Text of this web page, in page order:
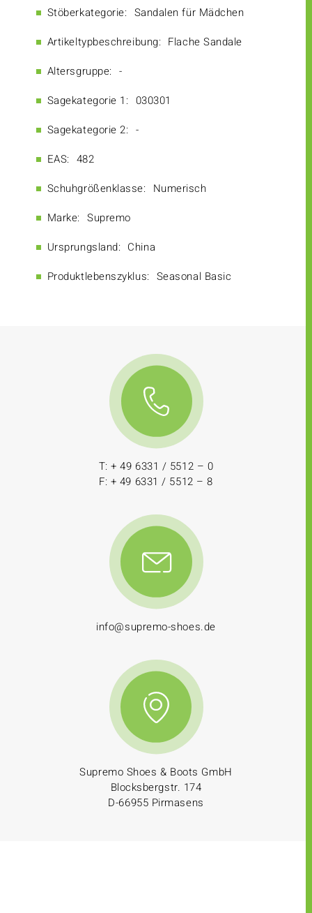
Stöberkategorie: Sandalen für Mädchen
Artikeltypbeschreibung: Flache Sandale
Altersgruppe: -
Sagekategorie 1: 030301
Sagekategorie 2: -
EAS: 482
Schuhgrößenklasse: Numerisch
Marke: Supremo
Ursprungsland: China
Produktlebenszyklus: Seasonal Basic
T: + 49 6331 / 5512 – 0
F: + 49 6331 / 5512 – 8
info@supremo-shoes.de
Supremo Shoes & Boots GmbH
Blocksbergstr. 174
D-66955 Pirmasens